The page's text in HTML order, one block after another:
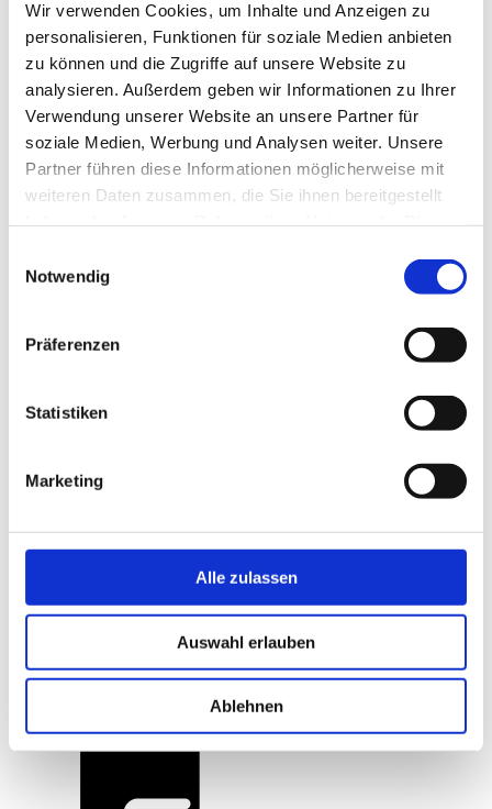
Wir verwenden Cookies, um Inhalte und Anzeigen zu
personalisieren, Funktionen für soziale Medien anbieten
zu können und die Zugriffe auf unsere Website zu
analysieren. Außerdem geben wir Informationen zu Ihrer
Verwendung unserer Website an unsere Partner für
soziale Medien, Werbung und Analysen weiter. Unsere
Partner führen diese Informationen möglicherweise mit
weiteren Daten zusammen, die Sie ihnen bereitgestellt
Notwendig
Präferenzen
Statistiken
Marketing
Alle zulassen
Auswahl erlauben
Ablehnen
DIENSTLEISTUNGSPARTNER
VERANSTALTER